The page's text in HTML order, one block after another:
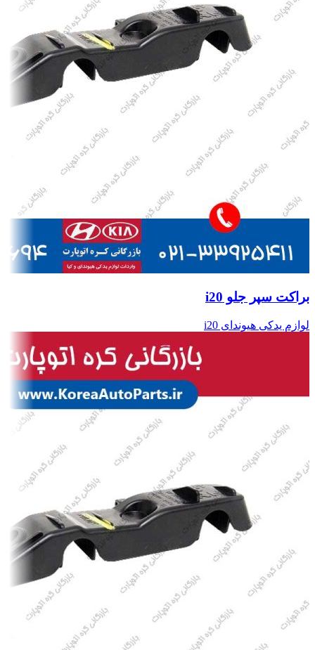
براکت سپر جلو i20
لوازم یدکی هیوندای i20